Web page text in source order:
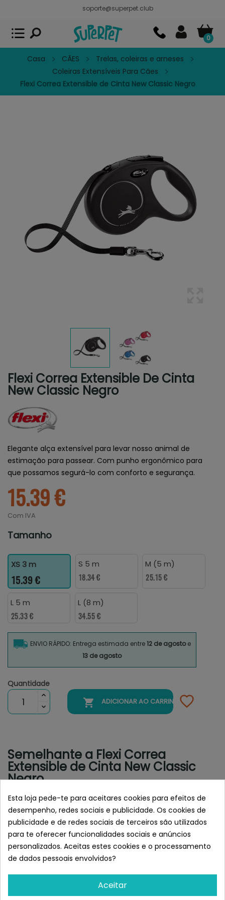
soporte@superpet.club
0
Casa CÃES
Trelas, coleiras e arneses
Coleiras Extensíveis Para Cães
Flexi Correa Extensible de Cinta New Classic Negro
Flexi Correa Extensible De Cinta
New Classic Negro
Elegante alça extensível para levar nosso animal de
estimação para passear. Com punho ergonômico para
que possamos segurá-lo com conforto e segurança.
15.39 €
Com IVA
Tamanho
XS 3 m
15.39 €
S 5 m
18.34 €
M (5 m)
25.15 €
L 5 m
25.33 €
L (8 m)
34.55 €
ENVIO RÁPIDO: Entrega estimada entre12 de agostoe
13 de agosto
Quantidade
 ADICIONAR AO CARRINHO
Semelhante a Flexi Correa
Extensible de Cinta New Classic
Negro
Superpet, comida para mascotas
APP GRATIS - En Google Play
Esta loja pede-te para aceitares cookies para efeitos de
desempenho, redes sociais e publicidade. Os cookies de
publicidade e de redes sociais de terceiros são utilizados
para te oferecer funcionalidades sociais e anúncios
personalizados. Aceitas estes cookies e o processamento
de dados pessoais envolvidos?
Aceitar